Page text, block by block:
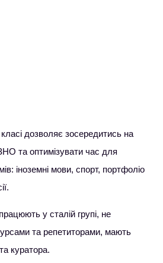
дозволяє зосередитись на
та оптимізувати час для
іноземні мови, спорт, портфоліо
у сталій групі, не
та репетиторами, мають
куратора.